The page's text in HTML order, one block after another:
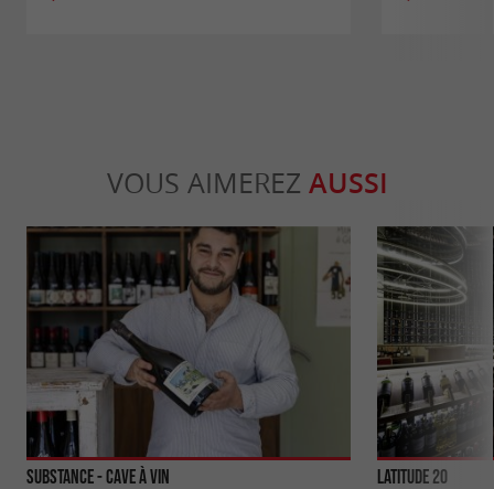
VOUS AIMEREZ AUSSI
Substance - Cave à vin Latitude 20